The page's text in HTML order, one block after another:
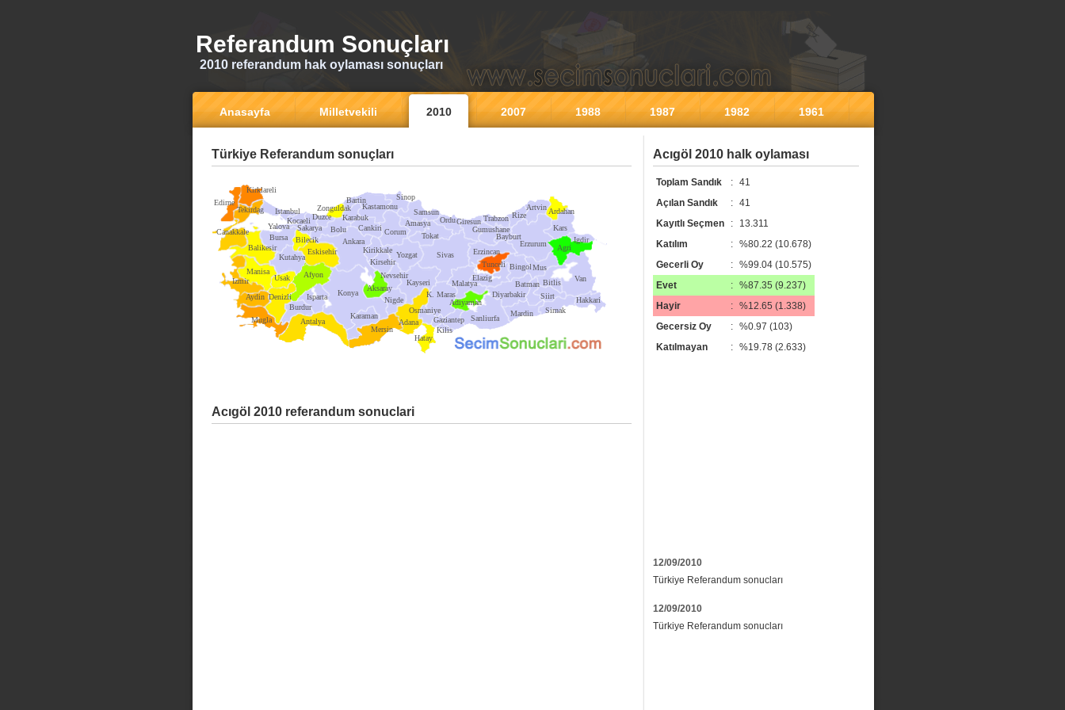
Referandum Sonuçları
2010 referandum hak oylaması sonuçları
Anasayfa Milletvekili 2010 2007 1988 1987 1982 1961
Türkiye Referandum sonuçları
Ankara
Kirklareli
Edirne
Tekirdag
Canakkale
Balikesir
Bursa
Istanbul
Kocaeli
Sakarya
Zonguldak
Bolu
Bilecik
Eskisehir
Kutahya
Manisa
Izmir
Aydin
Mugla
Denizli
Burdur
Usak Afyon
Isparta
Antalya
Konya
Mersin
Kirsehir
Cankiri
Kastamonu
Sinop
Corum
Yozgat
Nevsehir
Nigde
Adana
Hatay
K. Maras
Kayseri
Sivas
Tokat
Amasya
Samsun
OrduGiresun
Erzincan
Malatya
Gaziantep Sanliurfa
Adiyaman
Gumushane
Trabzon Rize
Erzurum
Artvin
Kars
Agri
Tunceli
Elazig
Diyarbakir
Mardin
Siirt
Bitlis
BingolMus
Van
Hakkari
Kirikkale
Bayburt
Karaman
Aksaray
Kilis
Ardahan
Duzce Karabuk
Bartin
Osmaniye
Igdir
Batman
Sirnak
Yalova
Acıgöl 2010 referandum sonuclari
Acıgöl 2010 halk oylaması
Toplam Sandık : 41
Açılan Sandık
: 41
Kayıtlı Seçmen
:
13.311
Katılım
: %80.22 (10.678)
Gecerli Oy
: %99.04 (10.575)
Evet
: %87.35 (9.237)
Hayir
: %12.65 (1.338)
Gecersiz Oy
: %0.97 (103)
Katılmayan
: %19.78 (2.633)
12/09/2010
Türkiye Referandum sonucları
12/09/2010
Türkiye Referandum sonucları